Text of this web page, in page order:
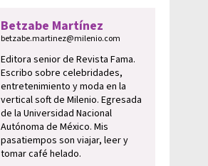
Betzabe Martínez
betzabe.martinez@milenio.com
Editora senior de Revista Fama.
Escribo sobre celebridades,
entretenimiento y moda en la
vertical soft de Milenio. Egresada
de la Universidad Nacional
Autónoma de México. Mis
pasatiempos son viajar, leer y
tomar café helado.